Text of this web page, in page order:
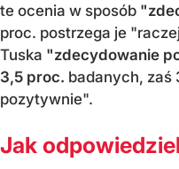
te ocenia w sposób
proc. postrzega je
Tuska "zdecydowanie
3,5 proc. badanych, zaś
pozytywnie".
Jak